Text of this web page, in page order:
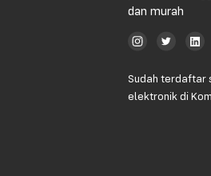
dan murah
Sudah terdaftar
elektronik di